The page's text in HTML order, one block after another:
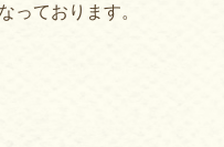
っております。